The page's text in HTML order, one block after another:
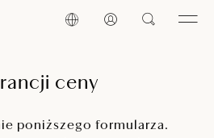
ceny
poniższego formularza.